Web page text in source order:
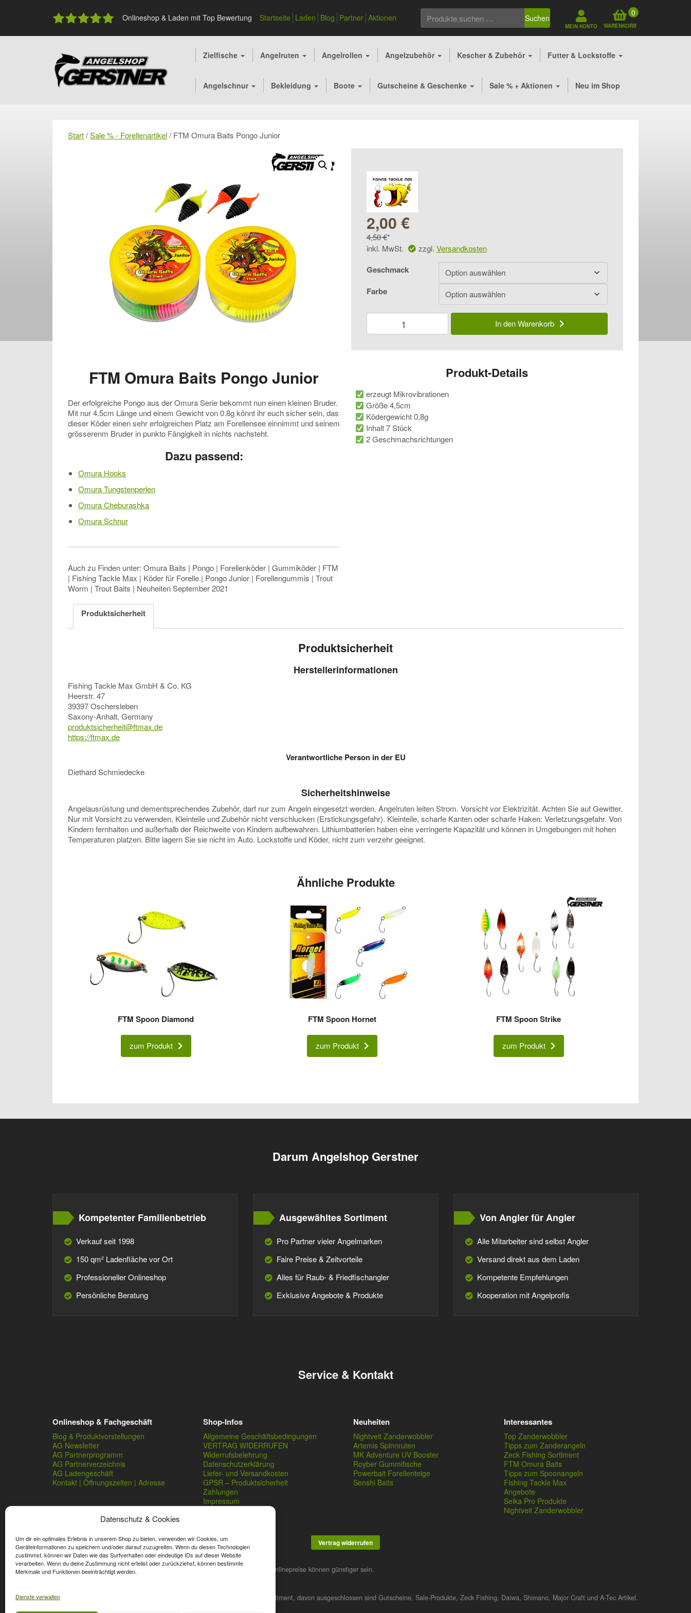
Datenschutz & Cookies
Um dir ein optimales Erlebnis in unserem Shop zu bieten, verwenden wir Cookies, um
Geräteinformationen zu speichern und/oder darauf zuzugreifen. Wenn du diesen Technologien
zustimmst, können wir Daten wie das Surfverhalten oder eindeutige IDs auf dieser Website
verarbeiten. Wenn du deine Zustimmung nicht erteilst oder zurückziehst, können bestimmte
Merkmale und Funktionen beeinträchtigt werden.
Dienste verwalten
Onlineshop & Laden mit Top Bewertung Startseite Laden Blog Partner Aktionen
nach:
Suchen
MEIN KONTO
0
WARENKORB
Zielfische Angelruten Angelrollen Angelzubehör Kescher & Zubehör Futter & Lockstoffe
Angelschnur Bekleidung Boote Gutscheine & Geschenke Sale % + Aktionen Neu im Shop
Start/Sale % - Forellenartikel/ FTM Omura Baits Pongo Junior
FTM Omura Baits Pongo Junior
Der erfolgreiche Pongo aus der Omura Serie bekommt nun einen kleinen Bruder.
Mit nur 4.5cm Länge und einem Gewicht von 0.8g könnt ihr euch sicher sein, das
dieser Köder einen sehr erfolgreichen Platz am Forellensee einnimmt und seinem
grösserenm Bruder in punkto Fängigkeit in nichts nachsteht.
Dazu passend:
Omura Hooks
Omura Tungstenperlen
Omura Cheburashka
Omura Schnur
Auch zu Finden unter: Omura Baits | Pongo | Forellenköder | Gummiköder | FTM
| Fishing Tackle Max | Köder für Forelle | Pongo Junior | Forellengummis | Trout
Worm | Trout Baits | Neuheiten September 2021
4,50€
Ursprünglicher
Preis
war:
4,50 €
2,00 €Aktueller
Preis
2,00 €.
inkl. MwSt. zzgl. Versandkosten
Geschmack
Farbe
FTM
Baits
Pongo
In den Warenkorb
Produkt-Details
erzeugt Mikrovibrationen
Größe 4,5cm
Ködergewicht 0,8g
Inhalt 7 Stück
2 Geschmachsrichtungen
Produktsicherheit
Produktsicherheit
Herstellerinformationen
Fishing Tackle Max GmbH & Co. KG
Heerstr. 47
39397 Oschersleben
Saxony-Anhalt, Germany
produktsicherheit@ftmax.de
https://ftmax.de
Verantwortliche Person in der EU
Diethard Schmiedecke
Sicherheitshinweise
Angelausrüstung und dementsprechendes Zubehör, darf nur zum Angeln eingesetzt werden. Angelruten leiten Strom. Vorsicht vor Elektrizität. Achten Sie auf Gewitter.
Nur mit Vorsicht zu verwenden, Kleinteile und Zubehör nicht verschlucken (Erstickungsgefahr). Kleinteile, scharfe Kanten oder scharfe Haken: Verletzungsgefahr. Von
Kindern fernhalten und außerhalb der Reichweite von Kindern aufbewahren. Lithiumbatterien haben eine verringerte Kapazität und können in Umgebungen mit hohen
Temperaturen platzen. Bitte lagern Sie sie nicht im Auto. Lockstoffe und Köder, nicht zum verzehr geeignet.
Ähnliche Produkte
FTM Spoon Diamond
zum Produkt
FTM Spoon Hornet
zum Produkt
FTM Spoon Strike
zum Produkt
Darum Angelshop Gerstner
Kompetenter Familienbetrieb
Verkauf seit 1998
150 qm² Ladenfläche vor Ort
Professioneller Onlineshop
Persönliche Beratung
Ausgewähltes Sortiment
Pro Partner vieler Angelmarken
Faire Preise & Zeitvorteile
Alles für Raub- & Friedfischangler
Exklusive Angebote & Produkte
Von Angler für Angler
Alle Mitarbeiter sind selbst Angler
Versand direkt aus dem Laden
Kompetente Empfehlungen
Kooperation mit Angelprofis
Service & Kontakt
Onlineshop & Fachgeschäft
Blog & Produktvorstellungen
AG Newsletter
AG Partnerprogramm
AG Partnerverzeichnis
AG Ladengeschäft
Kontakt | Öffnungszeiten | Adresse
Shop-Infos
Allgemeine Geschäftsbedingungen
VERTRAG WIDERRUFEN
Widerrufsbelehrung
Datenschutzerklärung
Liefer- und Versandkosten
GPSR – Produktsicherheit
Zahlungen
Impressum
Neuheiten
Nightveit Zanderwobbler
Artemis Spinnruten
MK Adventure UV Booster
Royber Gummifische
Powerbait Forellenteige
Senshi Baits
Interessantes
Top Zanderwobbler
Tipps zum Zanderangeln
Zeck Fishing Sortiment
FTM Omura Baits
Tipps zum Spoonangeln
Fishing Tackle Max
Angebote
Seika Pro Produkte
Nightveit Zanderwobbler
Vertrag widerrufen
* Streichpreise sind reguläre Ladenpreise von Angelshop Gerstner. Unsere Onlinepreise können günstiger sein.
Affiliate, Partner Rabatt-Codes und Aktionscodes gelten für das gesamte Sortiment, davon ausgeschlossen sind Gutscheine, Sale-Produkte, Zeck Fishing, Daiwa, Shimano, Major Craft und A-Tec Artikel.